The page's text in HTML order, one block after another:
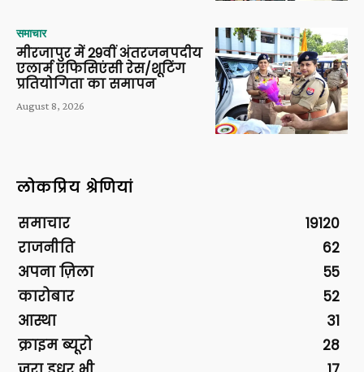
समाचार
मीरजापुर में 29वीं अंतरजनपदीय
एलार्म एफिसिएंसी रेस/शूटिंग
प्रतियोगिता का समापन
August 8, 2026
लोकप्रिय श्रेणियां
समाचार
19120
राजनीति
62
अपना ज़िला
55
कारोबार
52
आस्था
31
क्राइम ब्यूरो
28